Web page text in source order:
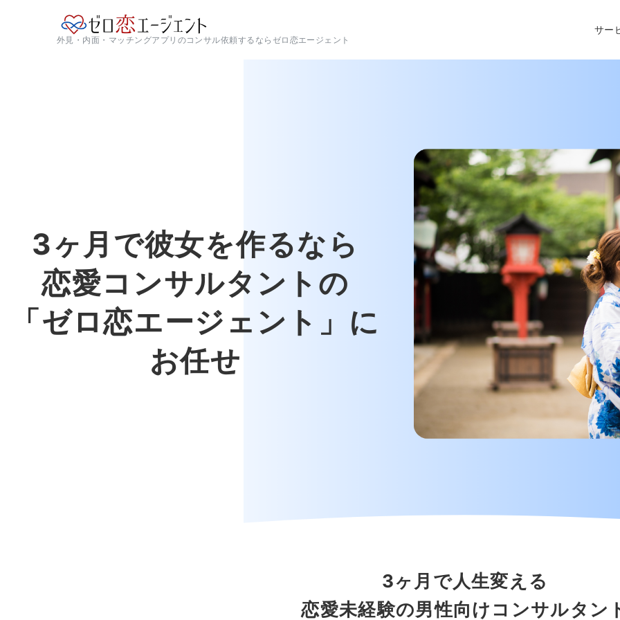
外見・内面・マッチングアプリのコンサル依頼するならゼロ恋エージェント
サー
3ヶ月で彼女を作るなら
恋愛コンサルタントの
「ゼロ恋エージェント」に
お任せ
3ヶ月で人生変える
恋愛未経験の男性向けコンサルタン